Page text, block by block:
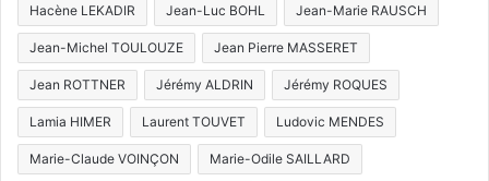
Hacène LEKADIR Jean-Luc BOHL Jean-Marie RAUSCH
Jean-Michel TOULOUZE Jean Pierre MASSERET
Jean ROTTNER Jérémy ALDRIN Jérémy ROQUES
Lamia HIMER Laurent TOUVET Ludovic MENDES
Marie-Claude VOINÇON Marie-Odile SAILLARD